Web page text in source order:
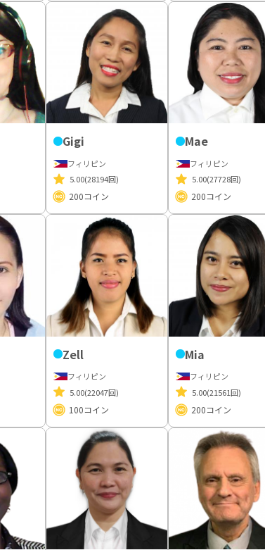
Gigi
フィリピン
5.00(28194回)
200コイン
Mae
フィリピン
5.00(27728回)
200コイン
Zell
フィリピン
5.00(22047回)
100コイン
Mia
フィリピン
5.00(21561回)
200コイン